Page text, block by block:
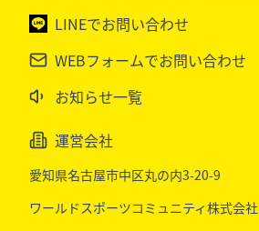
LINEでお問い合わせ
WEBフォームでお問い合わせ
お知らせ一覧
運営会社
愛知県名古屋市中区丸の内3-20-9
ワールドスポーツコミュニティ株式会社